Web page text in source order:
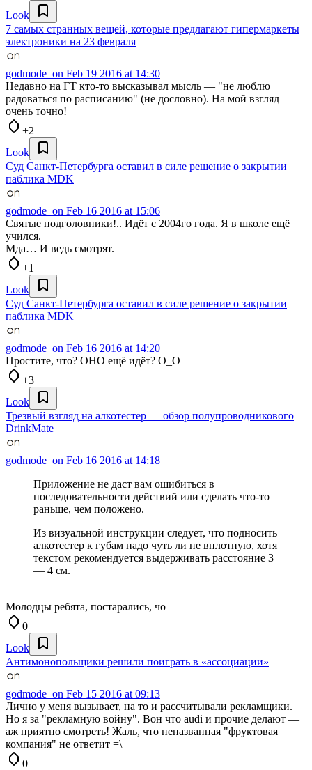
Look
7 самых странных вещей, которые предлагают гипермаркеты
электроники на 23 февраля
godmode_on Feb 19 2016 at 14:30
Недавно на ГТ кто-то высказывал мысль — "не люблю
радоваться по расписанию" (не дословно). На мой взгляд
очень точно!
+2
Look
Суд Санкт-Петербурга оставил в силе решение о закрытии
паблика MDK
godmode_on Feb 16 2016 at 15:06
Святые подголовники!.. Идёт с 2004го года. Я в школе ещё
учился.
Мда… И ведь смотрят.
+1
Look
Суд Санкт-Петербурга оставил в силе решение о закрытии
паблика MDK
godmode_on Feb 16 2016 at 14:20
Простите, что? ОНО ещё идёт? О_О
+3
Look
Трезвый взгляд на алкотестер — обзор полупроводникового
DrinkMate
godmode_on Feb 16 2016 at 14:18
Приложение не даст вам ошибиться в
последовательности действий или сделать что-то
раньше, чем положено.
Из визуальной инструкции следует, что подносить
алкотестер к губам надо чуть ли не вплотную, хотя
текстом рекомендуется выдерживать расстояние 3
— 4 см.
Молодцы ребята, постарались, чо
0
Look
Антимонопольщики решили поиграть в «ассоциации»
godmode_on Feb 15 2016 at 09:13
Лично у меня вызывает, на то и рассчитывали рекламщики.
Но я за "рекламную войну". Вон что audi и прочие делают —
аж приятно смотреть! Жаль, что неназванная "фруктовая
компания" не ответит =\
0